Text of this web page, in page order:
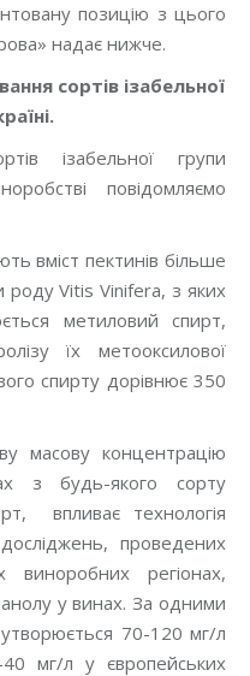
позицію з цього
надає нижче.
сортів ізабельної
ізабельної групи
повідомляємо
вміст пектинів більше
роду Vitis Vinifera, з яких
метиловий спирт,
їх метооксилової
спирту дорівнює 350
масову концентрацію
з будь-якого сорту
впливає технологія
проведених
регіонах,
у винах. За одними
70-120 мг/л
мг/л у європейських